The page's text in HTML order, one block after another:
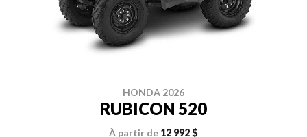
HONDA 2026
RUBICON 520
À partir de 12 992 $